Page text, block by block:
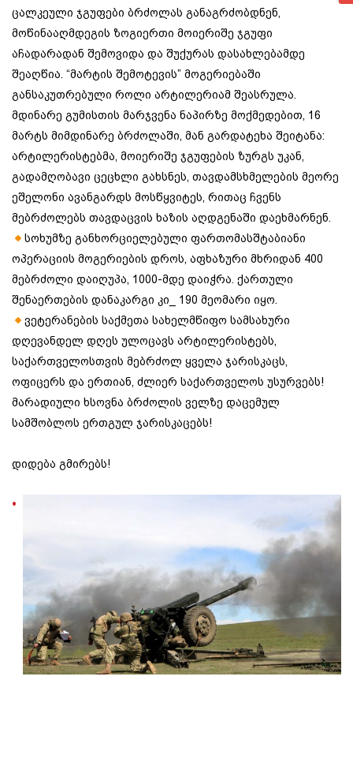
ცალკეული ჯგუფები ბრძოლას განაგრძობდნენ,
მოწინააღმდეგის ზოგიერთი მოიერიშე ჯგუფი
აჩადარადან შემოვიდა და შუქურას დასახლებამდე
შეაღწია. “მარტის შემოტევის” მოგერიებაში
განსაკუთრებული როლი არტილერიამ შეასრულა.
მდინარე გუმისთის მარჯვენა ნაპირზე მოქმედებით, 16
მარტს მიმდინარე ბრძოლაში, მან გარდატეხა შეიტანა:
არტილერისტებმა, მოიერიშე ჯგუფების ზურგს უკან,
გადამღობავი ცეცხლი გახსნეს, თავდამსხმელების მეორე
ეშელონი ავანგარდს მოსწყვიტეს, რითაც ჩვენს
მებრძოლებს თავდაცვის ხაზის აღდგენაში დაეხმარნენ.
სოხუმზე განხორციელებული ფართომასშტაბიანი
ოპერაციის მოგერიების დროს, აფხაზური მხრიდან 400
მებრძოლი დაიღუპა, 1000-მდე დაიჭრა. ქართული
შენაერთების დანაკარგი კი_ 190 მეომარი იყო.
ვეტერანების საქმეთა სახელმწიფო სამსახური
დღევანდელ დღეს ულოცავს არტილერისტებს,
საქართველოსთვის მებრძოლ ყველა ჯარისკაცს,
ოფიცერს და ერთიან, ძლიერ საქართველოს უსურვებს!
მარადიული ხსოვნა ბრძოლის ველზე დაცემულ
სამშობლოს ერთგულ ჯარისკაცებს!
დიდება გმირებს!